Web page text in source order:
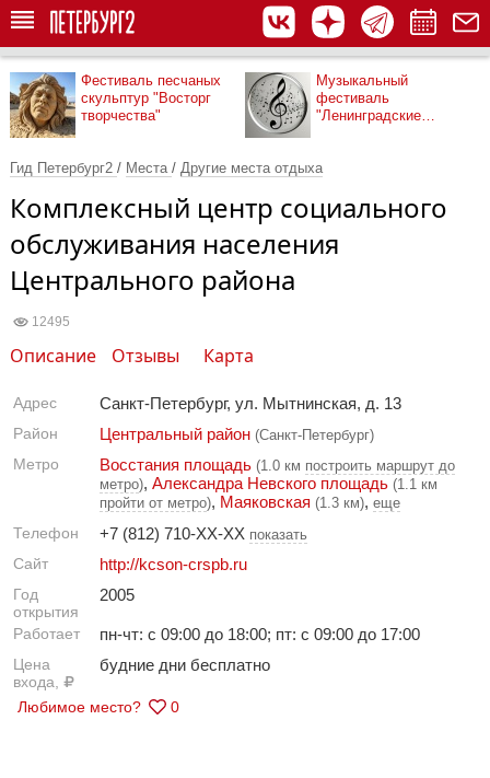
Фестиваль песчаных
скульптур "Восторг
творчества"
Музыкальный
фестиваль
"Ленинградские
Гид Петербург2 / Места / Другие места отдыха
Комплексный центр социального
обслуживания населения
Центрального района
12495
Описание Отзывы Карта
Адрес Санкт-Петербург, ул. Мытнинская, д. 13
Район Центральный район (Санкт-Петербург)
Метро Восстания площадь (1.0 км построить маршрут до
метро), Александра Невского площадь (1.1 км
пройти от метро), Маяковская (1.3 км), еще
Телефон +7 (812) 710-XX-XX показать
Сайт http://kcson-crspb.ru
Год
открытия
2005
Работает пн-чт: с 09:00 до 18:00; пт: с 09:00 до 17:00
Цена
входа,
будние дни бесплатно
Любимое место? 0